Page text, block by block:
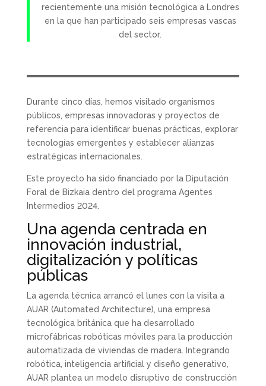
recientemente una misión tecnológica a Londres
en la que han participado seis empresas vascas
del sector.
Durante cinco días, hemos visitado organismos
públicos, empresas innovadoras y proyectos de
referencia para identificar buenas prácticas, explorar
tecnologías emergentes y establecer alianzas
estratégicas internacionales.
Este proyecto ha sido financiado por la Diputación
Foral de Bizkaia dentro del programa Agentes
Intermedios 2024.
Una agenda centrada en
innovación industrial,
digitalización y políticas
públicas
La agenda técnica arrancó el lunes con la visita a
AUAR (Automated Architecture), una empresa
tecnológica británica que ha desarrollado
microfábricas robóticas móviles para la producción
automatizada de viviendas de madera. Integrando
robótica, inteligencia artificial y diseño generativo,
AUAR plantea un modelo disruptivo de construcción